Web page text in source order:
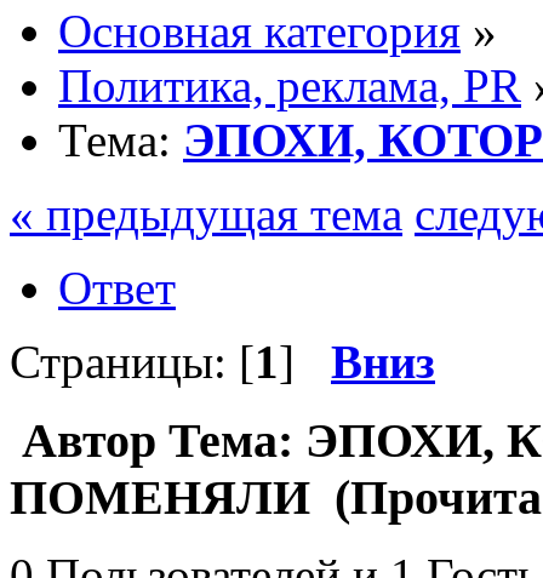
Основная категория »
Политика, реклама, PR
Тема: ЭПОХИ,
« предыдущая тема
Ответ
Страницы: [1] Вниз
Автор Тема: ЭПОХИ,
ПОМЕНЯЛИ